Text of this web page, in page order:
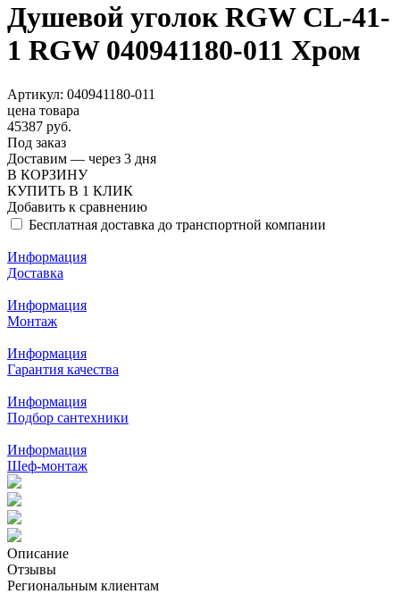
Душевой уголок RGW CL-41-
1 RGW 040941180-011 Хром
Артикул: 040941180-011
цена товара
45387 руб.
Под заказ
Доставим — через 3 дня
В КОРЗИНУ
КУПИТЬ В 1 КЛИК
Добавить к сравнению
Бесплатная доставка до транспортной компании
Информация
Доставка
Информация
Монтаж
Информация
Гарантия качества
Информация
Подбор сантехники
Информация
Шеф-монтаж
Описание
Отзывы
Региональным клиентам